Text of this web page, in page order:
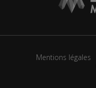
Mentions légales